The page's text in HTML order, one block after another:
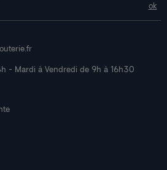
- Mardi à Vendredi de 9h à 16h30